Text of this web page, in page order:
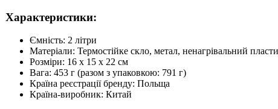
Характеристики:
Ємність: 2 літри
Матеріали: Термостійке скло, метал, ненагрівальний
Розміри: 16 х 15 х 22 см
Вага: 453 г (разом з упаковкою: 791 г)
Країна реєстрації бренду: Польща
Країна-виробник: Китай